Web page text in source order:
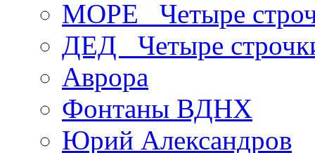
МОРЕ _Четыре
ДЕД _Четыре
Аврора
Фонтаны ВДНХ
Юрий Александров